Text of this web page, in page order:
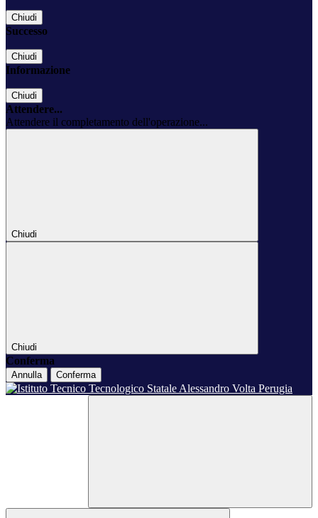
Chiudi
Successo
Chiudi
Informazione
Chiudi
Attendere...
Attendere il completamento dell'operazione...
Chiudi
Chiudi
Conferma
Annulla Conferma